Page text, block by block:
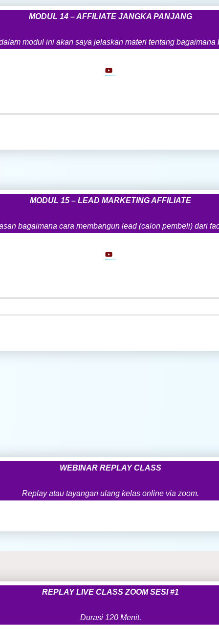
MODUL 14 – AFFILIATE JANGKA PANJANG
modul ini akan saya jelaskan materi tentang
MODUL 15 – LEAD MARKETING AFFILIATE
bagaimana cara membangun lead (calon pembeli) dari
WEBINAR REPLAY CLASS
Replay atau tayangan ulang kelas online via zoom.
REPLAY LIVE CLASS ZOOM SESI #1
Durasi 120 Menit.